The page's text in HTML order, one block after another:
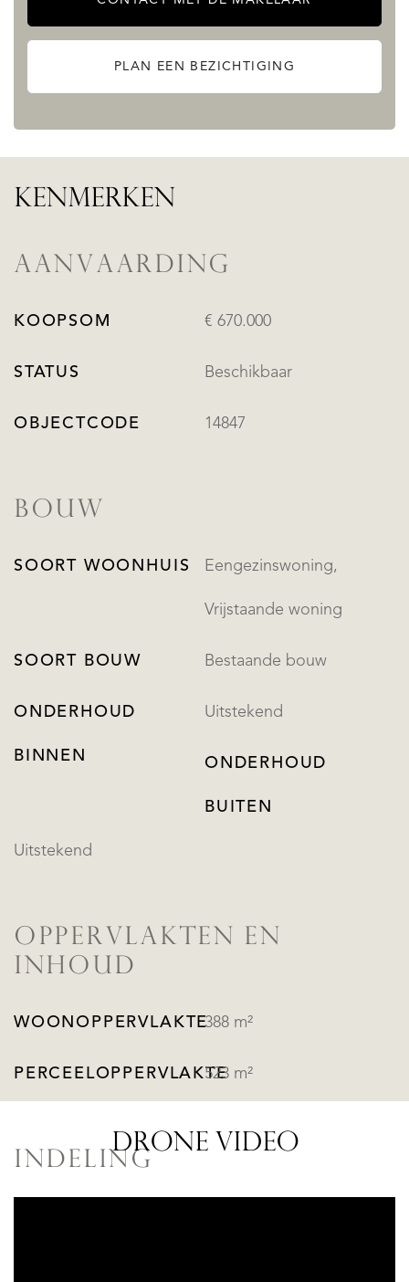
PLAN EEN BEZICHTIGING
KENMERKEN
AANVAARDING
KOOPSOM € 670.000
STATUS Beschikbaar
OBJECTCODE 14847
BOUW
SOORT WOONHUIS Eengezinswoning,
Vrijstaande woning
SOORT BOUW Bestaande bouw
ONDERHOUD
BINNEN
Uitstekend
ONDERHOUD
BUITEN
Uitstekend
OPPERVLAKTEN EN
INHOUD
WOONOPPERVLAKTE388 m²
PERCEELOPPERVLAKTE523 m²
INDELING
DRONE VIDEO